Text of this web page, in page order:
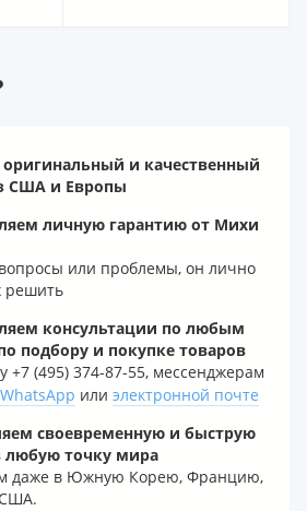
оригинальный и качественный
США и Европы
личную гарантию от Михи
вопросы или проблемы, он лично
решить
консультации по любым
подбору и покупке товаров
+7 (495) 374-87-55, мессенджерам
WhatsApp или электронной почте
своевременную и быструю
любую точку мира
даже в Южную Корею, Францию,